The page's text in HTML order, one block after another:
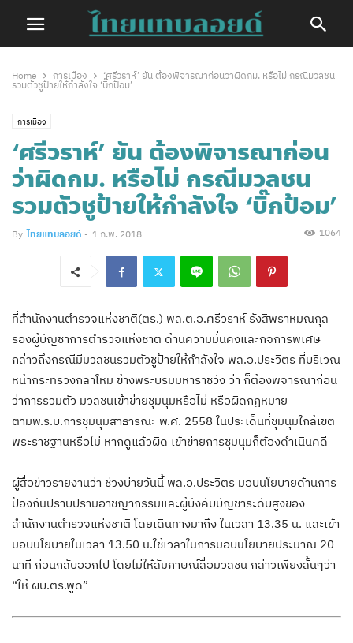
Home การเมือง
‘ศรีวราห์’ ยัน ต้องพิจารณาก่อนว่าผิดกม. หรือไม่ กรณีมวลชน
รวมตัวชูป้ายให้กำลังใจ ‘บิ๊กป้อม’
การเมือง
‘ศรีวราห์’ ยัน ต้องพิจารณาก่อน
ว่าผิดกม. หรือไม่ กรณีมวลชน
รวมตัวชูป้ายให้กำลังใจ ‘บิ๊กป้อม’
By ไทยแทบลอยด์ - 1 ก.พ. 2018 1064
ที่สำนักงานตำรวจแห่งชาติ(ตร.) พล.ต.อ.ศรีวราห์ รังสิพราหมณกุล
รองผู้บัญชาการตำรวจแห่งชาติ ด้านความมั่นคงและกิจการพิเศษ
กล่าวถึงกรณีมีมวลชนรวมตัวชูป้ายให้กำลังใจ พล.อ.ประวิตร ที่บริเวณ
หน้ากระทรวงกลาโหม ข้างพระบรมมหาราชวัง ว่า ก็ต้องพิจารณาก่อน
ว่าการรวมตัว มวลชนเข้าข่ายชุมนุมหรือไม่ หรือผิดกฎหมาย
ตามพ.ร.บ.การชุมนุมสาธารณะ พ.ศ. 2558 ในประเด็นที่ชุมนุมใกล้เขต
พระราชฐานหรือไม่ หากดูแล้วผิด เข้าข่ายการชุมนุมก็ต้องดำเนินคดี
ผู้สื่อข่าวรายงานว่า ช่วงบ่ายวันนี้ พล.อ.ประวิตร มอบนโยบายด้านการ
ป้องกันปราบปรามอาชญากรรมและผู้บังคับบัญชาระดับสูงของ
สำนักงานตำรวจแห่งชาติ โดยเดินทางมาถึง ในเวลา 13.35 น. และเข้า
มอบนโยบายในเวลา 13.50 น.ใช้เวลาในการมอบนโยบายประมาณ 20
นาที ก่อนกลับออกไป โดยไม่ให้สัมภาษณ์สื่อมวลชน กล่าวเพียงสั้นๆว่า
“ให้ ผบ.ตร.พูด”